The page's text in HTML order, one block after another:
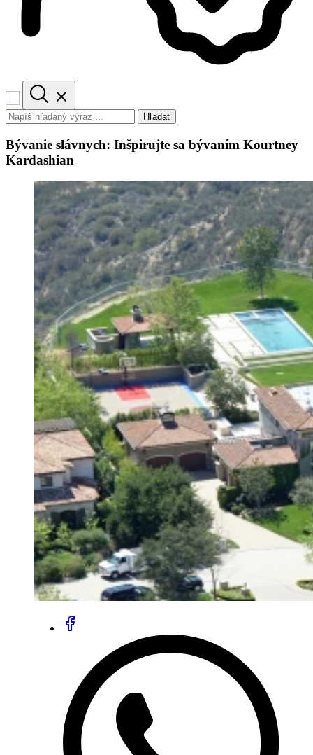
Hľadať
Bývanie slávnych: Inšpirujte sa bývaním Kourtney
Kardashian